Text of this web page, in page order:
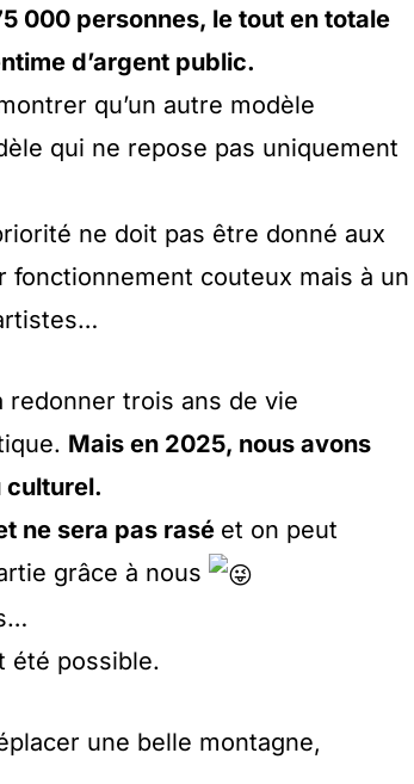
000 personnes, le tout en totale
d’argent public.
qu’un autre modèle
qui ne repose pas uniquement
ne doit pas être donné aux
couteux mais à un
redonner trois ans de vie
Mais en 2025, nous avons
culturel.
ne sera pas rasé et on peut
grâce à nous
été possible.
une belle montagne,